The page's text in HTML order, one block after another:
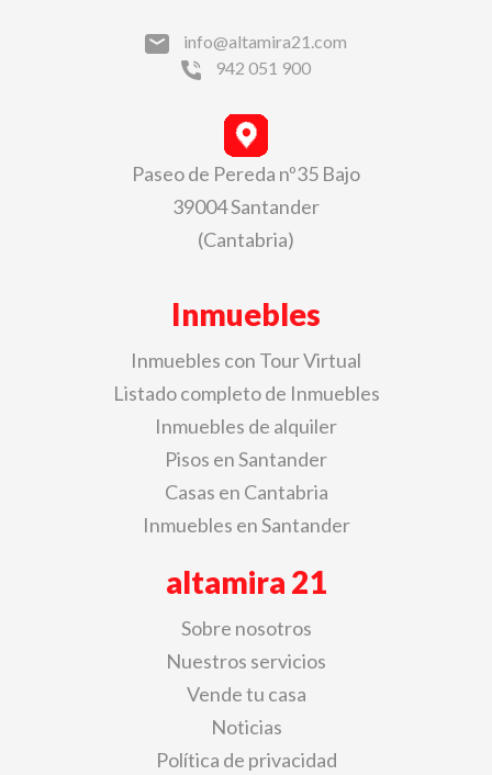
info@altamira21.com
942 051 900
Paseo de Pereda nº35 Bajo
39004 Santander
(Cantabria)
Inmuebles
Inmuebles con Tour Virtual
Listado completo de Inmuebles
Inmuebles de alquiler
Pisos en Santander
Casas en Cantabria
Inmuebles en Santander
altamira 21
Sobre nosotros
Nuestros servicios
Vende tu casa
Noticias
Política de privacidad